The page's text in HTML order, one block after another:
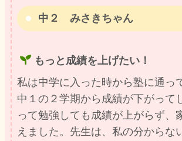
中２ みさきちゃん
もっと成績を上げたい！
私は中学に入った時から塾に通っ
中１の２学期から成績が下がって
って勉強しても成績が上がらず、
えました。先生は、私の分からな